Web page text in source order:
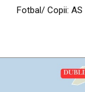
Fotbal/ Copii: